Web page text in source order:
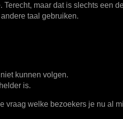
maar dat is slechts een
taal gebruiken.
kunnen volgen.
is.
vraag welke bezoekers je nu al